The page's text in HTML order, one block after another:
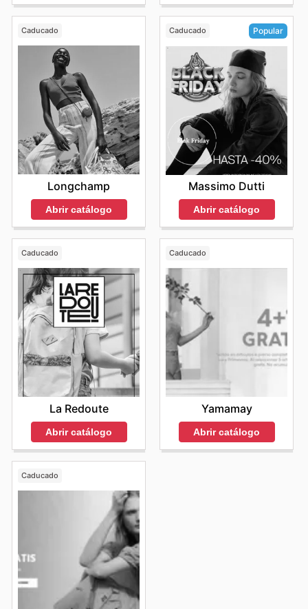
Caducado
Longchamp
Abrir catálogo
Caducado Popular
Massimo Dutti
Abrir catálogo
Caducado
La Redoute
Abrir catálogo
Caducado
Yamamay
Abrir catálogo
Caducado